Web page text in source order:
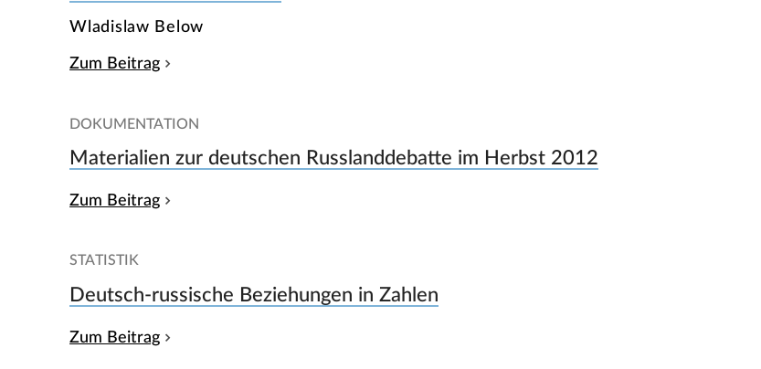
Wladislaw Below
Zum Beitrag
DOKUMENTATION
Materialien zur deutschen Russlanddebatte im Herbst 2012
Zum Beitrag
STATISTIK
Deutsch-russische Beziehungen in Zahlen
Zum Beitrag